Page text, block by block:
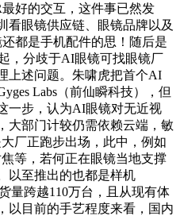
好的交互，这件事已然发
看眼镜供应链、眼镜品牌以及
都是手机配件的思！随后是
，分歧于AI眼镜可找眼镜厂
上述问题。朱啸虎把首个AI
Labs（前仙瞬科技），但
一步，认为AI眼镜对无近视
大部门计较仍需依赖云端，敏
厂正跑步出场，此中，例如
等，若何正在眼镜当地支撑
以至推出的也都是样机
量跨越110万台，且从现有体
以目前的手艺程度来看，国内